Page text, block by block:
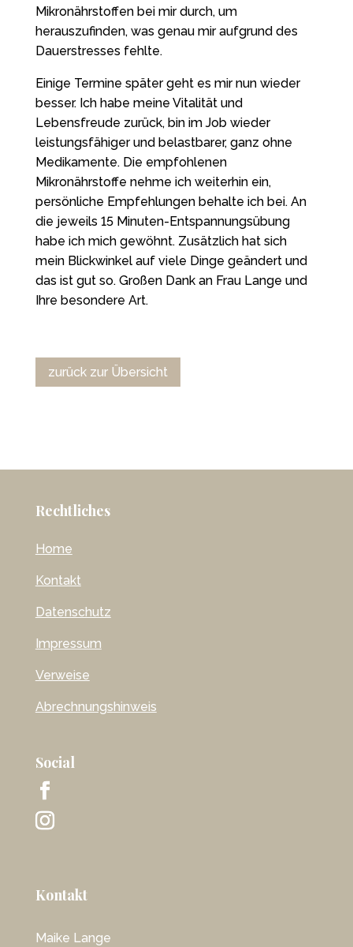
Mikronährstoffen bei mir durch, um
herauszufinden, was genau mir aufgrund des
Dauerstresses fehlte.
Einige Termine später geht es mir nun wieder
besser. Ich habe meine Vitalität und
Lebensfreude zurück, bin im Job wieder
leistungsfähiger und belastbarer, ganz ohne
Medikamente. Die empfohlenen
Mikronährstoffe nehme ich weiterhin ein,
persönliche Empfehlungen behalte ich bei. An
die jeweils 15 Minuten-Entspannungsübung
habe ich mich gewöhnt. Zusätzlich hat sich
mein Blickwinkel auf viele Dinge geändert und
das ist gut so. Großen Dank an Frau Lange und
Ihre besondere Art.
zurück zur Übersicht
Rechtliches
Home
Kontakt
Datenschutz
Impressum
Verweise
Abrechnungshinweis
Social
Kontakt
Maike Lange